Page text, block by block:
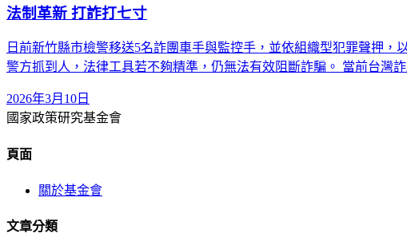
法制革新 打詐打七寸
日前新竹縣市檢警移送5名詐團車手與監控手，並依組織型犯罪聲押
警方抓到人，法律工具若不夠精準，仍無法有效阻斷詐騙。 當前台灣
2026年3月10日
國家政策研究基金會
頁面
關於基金會
文章分類